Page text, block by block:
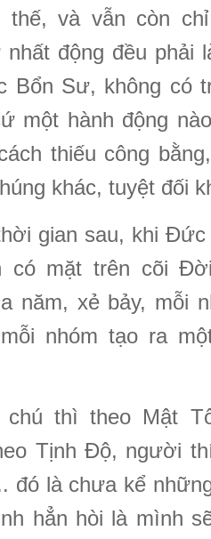
và vẫn còn
động đều phải
Bổn Sư, không có
một hành động
thiếu công
khác, tuyệt đối
gian sau, khi
có mặt trên cõi
năm, xẻ bảy, mỗi
nhóm tạo ra
thì theo Mật
Tịnh Độ, người
đó là chưa kể
hẳn hòi là mình